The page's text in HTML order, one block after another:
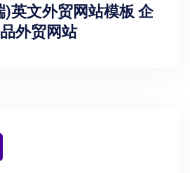
英文外贸网站模板 企
外贸网站